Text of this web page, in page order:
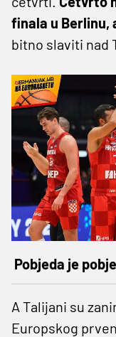
finala u Berlinu,
bitno slaviti nad
Pobjeda je
A Talijani su
Europskog